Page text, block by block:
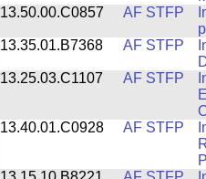
13.50.00.C0857
AF STFP
13.35.01.B7368
AF STFP
13.25.03.C1107
AF STFP
13.40.01.C0928
AF STFP